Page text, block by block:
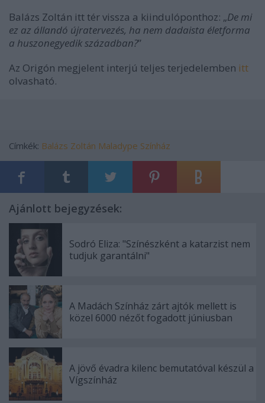
Balázs Zoltán itt tér vissza a kiindulóponthoz: „De mi
ez az állandó újratervezés, ha nem dadaista életforma
a huszonegyedik században?”
Az Origón megjelent interjú teljes terjedelemben itt
olvasható.
Címkék: Balázs Zoltán Maladype Színház
Ajánlott bejegyzések:
Sodró Eliza: "Színészként a katarzist nem
tudjuk garantálni"
A Madách Színház zárt ajtók mellett is
közel 6000 nézőt fogadott júniusban
A jövő évadra kilenc bemutatóval készül a
Vígszínház